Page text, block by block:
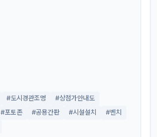
#도시경관조명
#상점가안내도
#포토존 #공용간판 #시설설치
#벤치